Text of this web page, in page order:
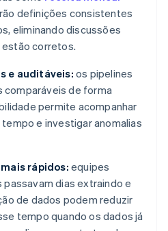
definições consistentes
eliminando discussões
estão corretos.
e auditáveis:os pipelines
de forma
permite acompanhar
e investigar anomalias
rápidos:equipes
dias extraindo e
de dados podem reduzir
tempo quando os dados já